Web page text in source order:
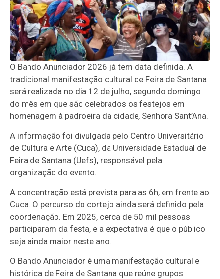
O Bando Anunciador 2026 já tem data definida. A
tradicional manifestação cultural de Feira de Santana
será realizada no dia 12 de julho, segundo domingo
do mês em que são celebrados os festejos em
homenagem à padroeira da cidade, Senhora Sant’Ana.
A informação foi divulgada pelo Centro Universitário
de Cultura e Arte (Cuca), da Universidade Estadual de
Feira de Santana (Uefs), responsável pela
organização do evento.
A concentração está prevista para as 6h, em frente ao
Cuca. O percurso do cortejo ainda será definido pela
coordenação. Em 2025, cerca de 50 mil pessoas
participaram da festa, e a expectativa é que o público
seja ainda maior neste ano.
O Bando Anunciador é uma manifestação cultural e
histórica de Feira de Santana que reúne grupos